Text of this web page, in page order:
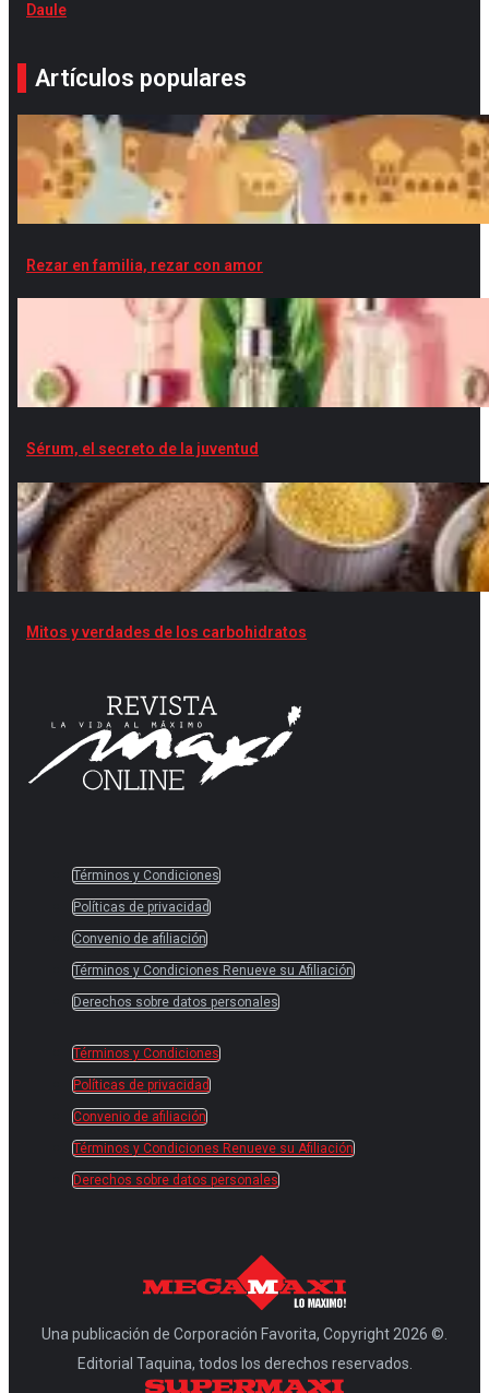
Daule
Artículos populares
Rezar en familia, rezar con amor
Sérum, el secreto de la juventud
Mitos y verdades de los carbohidratos
Términos y Condiciones
Políticas de privacidad
Convenio de afiliación
Términos y Condiciones Renueve su Afiliación
Derechos sobre datos personales
Términos y Condiciones
Políticas de privacidad
Convenio de afiliación
Términos y Condiciones Renueve su Afiliación
Derechos sobre datos personales
Una publicación de Corporación Favorita, Copyright 2026 ©.
Editorial Taquina, todos los derechos reservados.